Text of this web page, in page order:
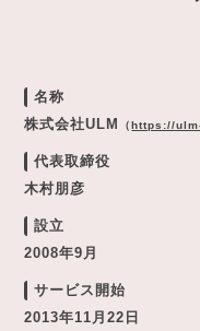
名称
株式会社ULM
（https://
代表取締役
木村朋彦
設立
2008年9月
サービス開始
2013年11月22日